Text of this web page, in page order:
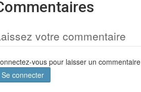
votre commentaire
vous pour laisser un commentaire
Se connecter